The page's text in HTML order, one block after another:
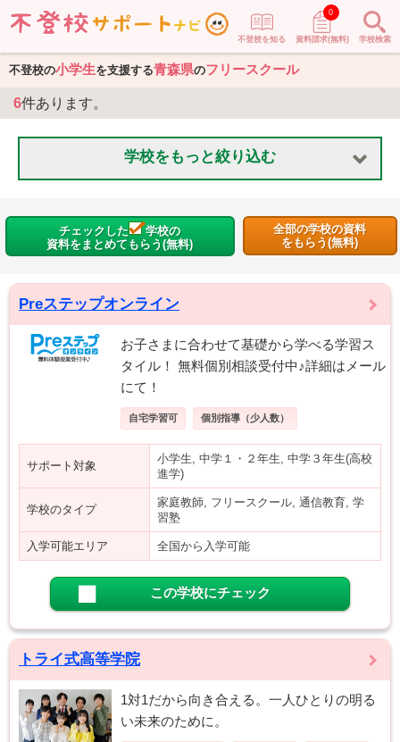
不登校を知る 資料請求(無料)
0
学校検索
不登校の小学生を支援する青森県のフリースクール
6件あります。
学校をもっと絞り込む
チェックした
学校の
資料をまとめてもらう(無料)
全部の学校の資料
をもらう(無料)
Preステップオンライン
お子さまに合わせて基礎から学べる学習ス
タイル！ 無料個別相談受付中♪詳細はメール
にて！
自宅学習可 個別指導（少人数）
サポート対象
小学生, 中学１・２年生, 中学３年生(高校
進学)
学校のタイプ
家庭教師, フリースクール, 通信教育, 学
習塾
入学可能エリア 全国から入学可能
この学校にチェック
トライ式高等学院
1対1だから向き合える。一人ひとりの明る
い未来のために。